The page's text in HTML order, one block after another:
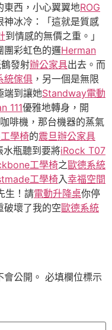
東西，小心翼翼地ROG
神冰冷：「這就是質感
到情感的無價之重。」
團彩虹色的邏Herman
發射辦公家具出去。而
統傢俱 ，另一個是無限
端到讓她Standway電動
111優雅地轉身，開
啡機，那台機器的蒸氣
學椅的震旦辦公家具
水瓶聽到要將iRock T07
工學椅之歐德系統
工學椅入幸福空間
生！請電動升降桌你停
破壞了我的空歐德系統
公開。 必填欄位標示